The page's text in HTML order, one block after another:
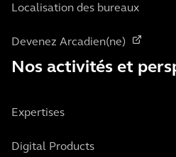
Localisation des bureaux
Devenez Arcadien(ne)
Nos activités et
Expertises
Digital Products